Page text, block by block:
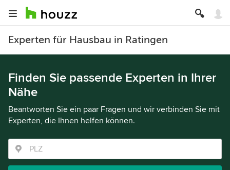
Experten für Hausbau in Ratingen
Finden Sie passende Experten in Ihrer
Nähe
Beantworten Sie ein paar Fragen und wir verbinden Sie mit
Experten, die Ihnen helfen können.